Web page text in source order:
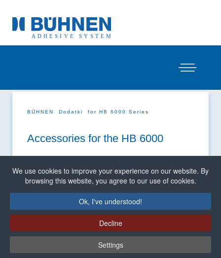
BÜHNEN Dodatki for HB 6000 Series
Accessories for the HB 6000
We use cookies to improve your experience on our website. By
browsing this website, you agree to our use of cookies.
Ok, I've understood!
Decline
Settings